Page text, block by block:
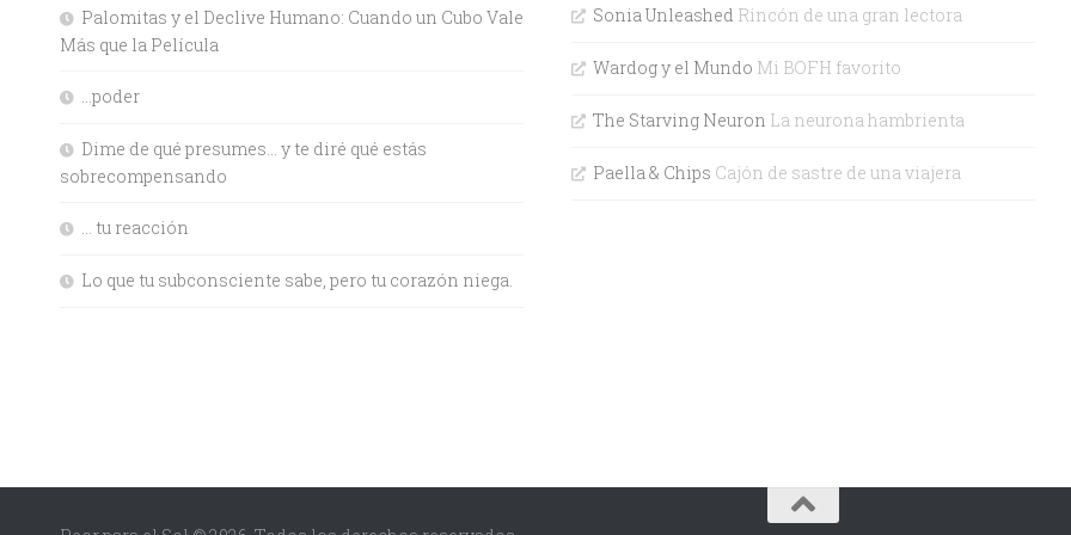
Palomitas y el Declive Humano: Cuando un Cubo Vale
Más que la Película
…poder
Dime de qué presumes… y te diré qué estás
sobrecompensando
… tu reacción
Lo que tu subconsciente sabe, pero tu corazón niega.
Sonia Unleashed Rincón de una gran lectora
Wardog y el Mundo Mi BOFH favorito
The Starving Neuron La neurona hambrienta
Paella & Chips Cajón de sastre de una viajera